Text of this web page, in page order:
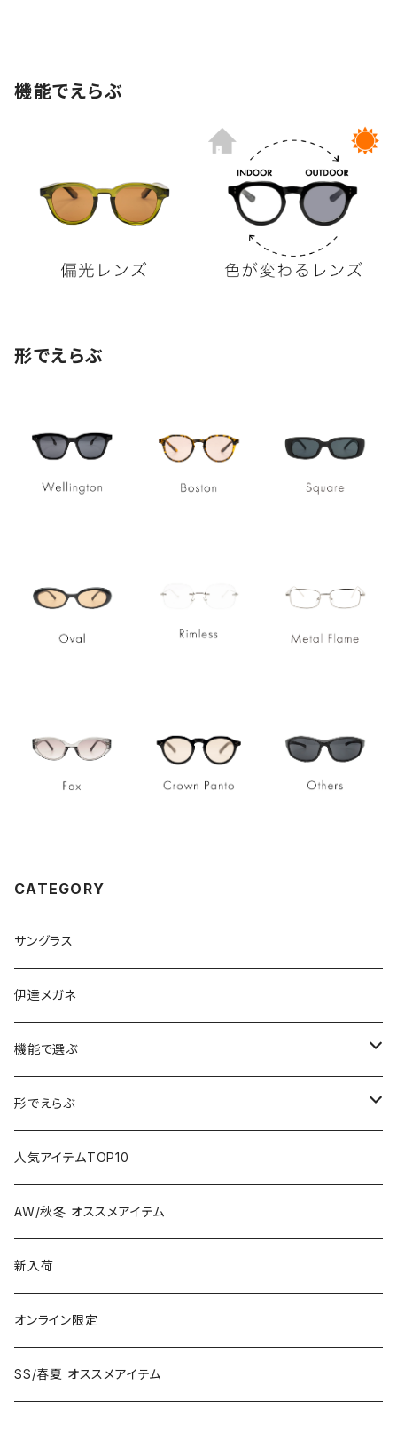
機能でえらぶ
形でえらぶ
CATEGORY
サングラス
伊達メガネ
機能で選ぶ
偏光レンズ
色が変わるレンズ
形でえらぶ
Wellington
Boston
Square
Oval
Fox
人気アイテムTOP10
AW/秋冬 オススメアイテム
新入荷
オンライン限定
SS/春夏 オススメアイテム